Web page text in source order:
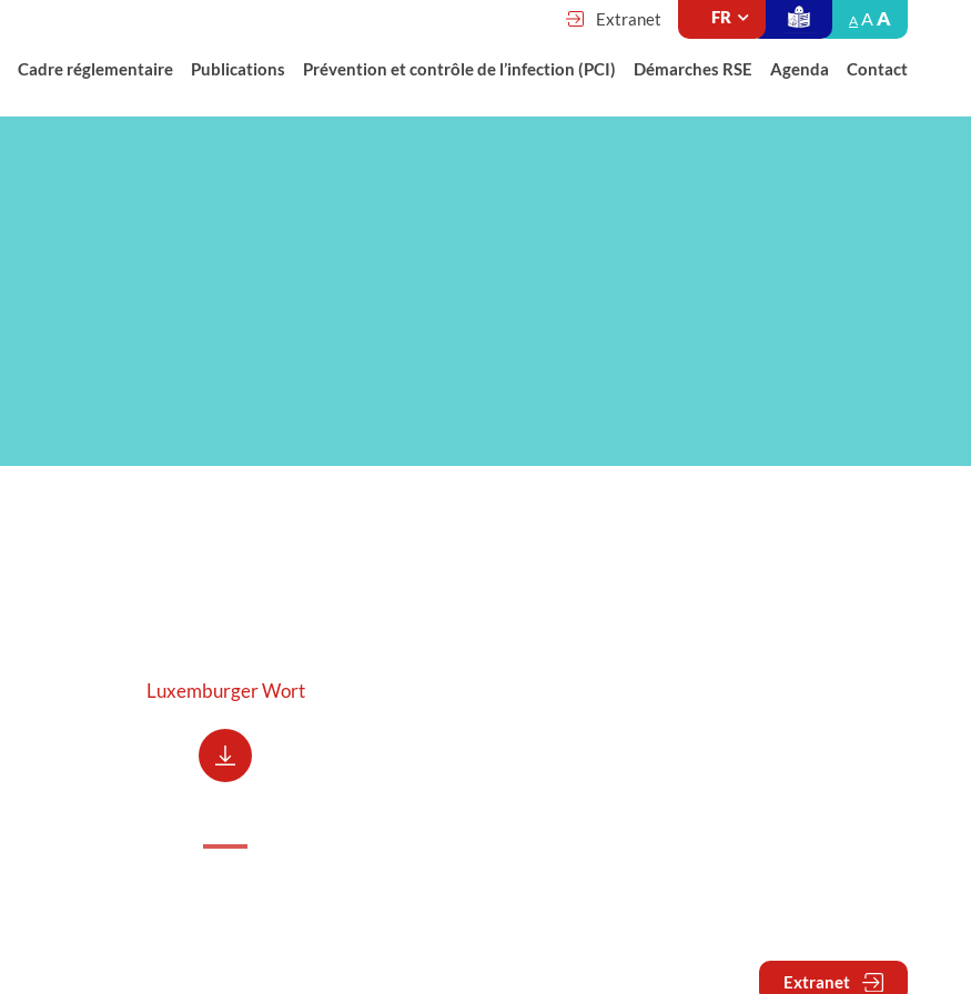
Extranet A AA
Cadre réglementaire Publications Prévention et contrôle de l’infection (PCI) Démarches RSE Agenda Contact
Luxemburger Wort
Extranet